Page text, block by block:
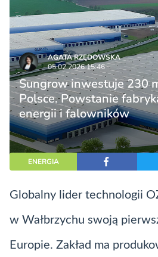
AGATA RZĘDOWSKA
05.02.2026 15:46
Sungrow inwestuje 230
Polsce. Powstanie
energii i falowników
ENERGIA
Globalny lider technologii
w Wałbrzychu swoją
Europie. Zakład ma